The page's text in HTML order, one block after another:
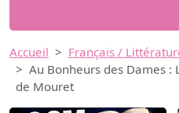
Accueil
Français /
Au Bonheurs des Dames
de Mouret